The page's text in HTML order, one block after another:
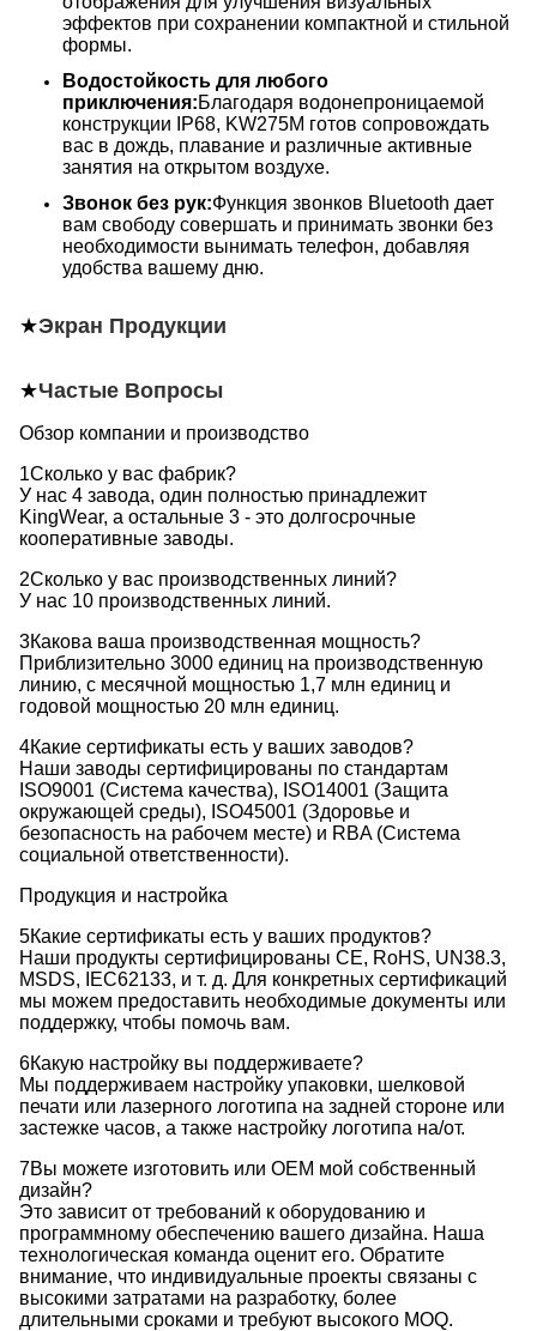
эффектов при сохранении компактной и стильной
формы.
Водостойкость для любого
приключения:Благодаря водонепроницаемой
конструкции IP68, KW275M готов сопровождать
вас в дождь, плавание и различные активные
занятия на открытом воздухе.
Звонок без рук:Функция звонков Bluetooth дает
вам свободу совершать и принимать звонки без
необходимости вынимать телефон, добавляя
удобства вашему дню.
★Экран Продукции
★Частые Вопросы
Обзор компании и производство
1Сколько у вас фабрик?
У нас 4 завода, один полностью принадлежит
KingWear, а остальные 3 - это долгосрочные
кооперативные заводы.
2Сколько у вас производственных линий?
У нас 10 производственных линий.
3Какова ваша производственная мощность?
Приблизительно 3000 единиц на производственную
линию, с месячной мощностью 1,7 млн единиц и
годовой мощностью 20 млн единиц.
4Какие сертификаты есть у ваших заводов?
Наши заводы сертифицированы по стандартам
ISO9001 (Система качества), ISO14001 (Защита
окружающей среды), ISO45001 (Здоровье и
безопасность на рабочем месте) и RBA (Система
социальной ответственности).
Продукция и настройка
5Какие сертификаты есть у ваших продуктов?
Наши продукты сертифицированы CE, RoHS, UN38.3,
MSDS, IEC62133, и т. д. Для конкретных сертификаций
мы можем предоставить необходимые документы или
поддержку, чтобы помочь вам.
6Какую настройку вы поддерживаете?
Мы поддерживаем настройку упаковки, шелковой
печати или лазерного логотипа на задней стороне или
застежке часов, а также настройку логотипа на/от.
7Вы можете изготовить или OEM мой собственный
дизайн?
Это зависит от требований к оборудованию и
программному обеспечению вашего дизайна. Наша
технологическая команда оценит его. Обратите
внимание, что индивидуальные проекты связаны с
высокими затратами на разработку, более
длительными сроками и требуют высокого MOQ.